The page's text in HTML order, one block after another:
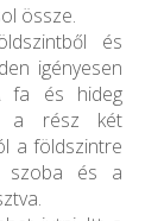
össze.
és
igényesen
fa és hideg
a rész két
a földszintre
szoba és a